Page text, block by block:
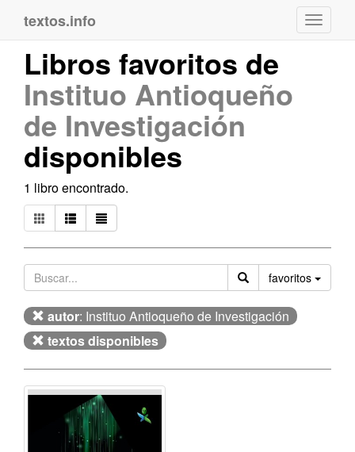
textos.info
Libros favoritos de
Instituo Antioqueño
de Investigación
disponibles
1 libro encontrado.
favoritos
autor: Instituo Antioqueño de Investigación
textos disponibles